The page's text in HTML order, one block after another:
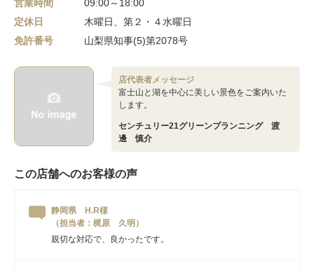
営業時間
09:00～18:00
定休日
木曜日、第２・４水曜日
免許番号
山梨県知事(5)第2078号
店代表者メッセージ
富士山と湖を中心に美しい景色をご案内いた
します。
センチュリー21グリーンプランニング 渡
邊 慎介
この店舗へのお客様の声
静岡県 H.R様
（担当者：梶原 久明）
親切な対応で、良かったです。